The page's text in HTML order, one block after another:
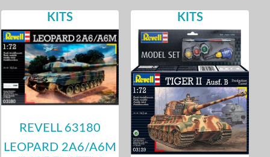
KITS
REVELL 63180
LEOPARD 2A6/A6M
KITS